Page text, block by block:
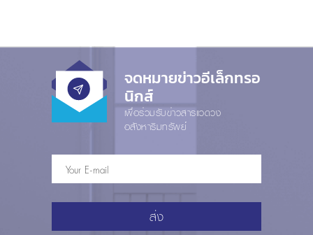
จดหมายข่าวอีเล็กทรอ
นิกส์
เพื่อร่วมรับข่าวสารแวดวง
อสังหาริมทรัพย์
ส่ง